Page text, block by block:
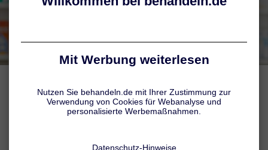
Mittel gegen Arthrose
Tatiana Schmid,Jennifer Hamatschek